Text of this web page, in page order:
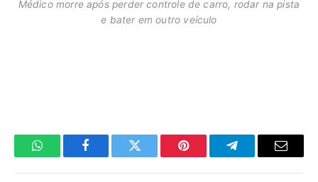
Médico morre após perder controle de carro, rodar na pista
e bater em outro veículo
WhatsAppFacebookTwitter Pinterest TelegramaE-